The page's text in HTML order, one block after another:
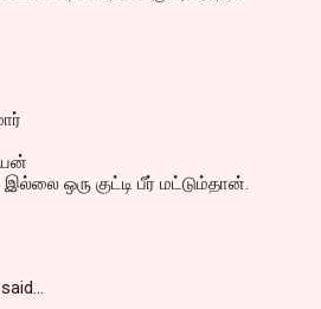
ஒரு குட்டி பீர் மட்டும்தான்.
said…